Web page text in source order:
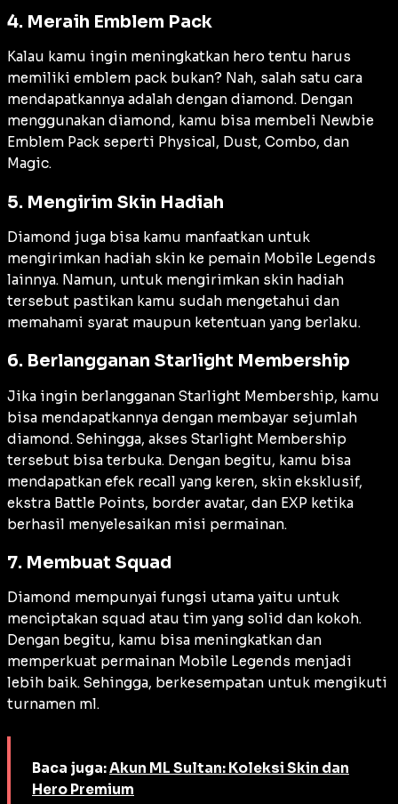
4. Meraih Emblem Pack
Kalau kamu ingin meningkatkan hero tentu harus
memiliki emblem pack bukan? Nah, salah satu cara
mendapatkannya adalah dengan diamond. Dengan
menggunakan diamond, kamu bisa membeli Newbie
Emblem Pack seperti Physical, Dust, Combo, dan
Magic.
5. Mengirim Skin Hadiah
Diamond juga bisa kamu manfaatkan untuk
mengirimkan hadiah skin ke pemain Mobile Legends
lainnya. Namun, untuk mengirimkan skin hadiah
tersebut pastikan kamu sudah mengetahui dan
memahami syarat maupun ketentuan yang berlaku.
6. Berlangganan Starlight Membership
Jika ingin berlangganan Starlight Membership, kamu
bisa mendapatkannya dengan membayar sejumlah
diamond. Sehingga, akses Starlight Membership
tersebut bisa terbuka. Dengan begitu, kamu bisa
mendapatkan efek recall yang keren, skin eksklusif,
ekstra Battle Points, border avatar, dan EXP ketika
berhasil menyelesaikan misi permainan.
7. Membuat Squad
Diamond mempunyai fungsi utama yaitu untuk
menciptakan squad atau tim yang solid dan kokoh.
Dengan begitu, kamu bisa meningkatkan dan
memperkuat permainan Mobile Legends menjadi
lebih baik. Sehingga, berkesempatan untuk mengikuti
turnamen ml.
Baca juga:Akun ML Sultan: Koleksi Skin dan
Hero Premium